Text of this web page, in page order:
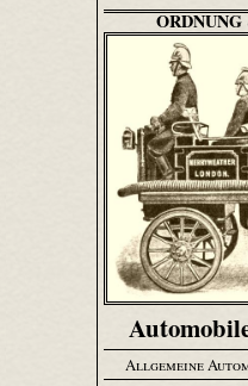
Allgemeine